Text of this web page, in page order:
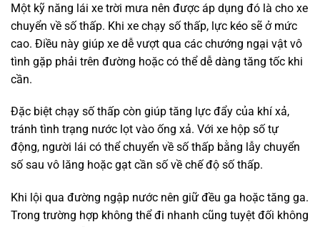
Một kỹ năng lái xe trời mưa nên được áp dụng đó là cho xe
chuyển về số thấp. Khi xe chạy số thấp, lực kéo sẽ ở mức
cao. Điều này giúp xe dễ vượt qua các chướng ngại vật vô
tình gặp phải trên đường hoặc có thể dễ dàng tăng tốc khi
cần.
Đặc biệt chạy số thấp còn giúp tăng lực đẩy của khí xả,
tránh tình trạng nước lọt vào ống xả. Với xe hộp số tự
động, người lái có thể chuyển về số thấp bằng lẫy chuyển
số sau vô lăng hoặc gạt cần số về chế độ số thấp.
Khi lội qua đường ngập nước nên giữ đều ga hoặc tăng ga.
Trong trường hợp không thể đi nhanh cũng tuyệt đối không